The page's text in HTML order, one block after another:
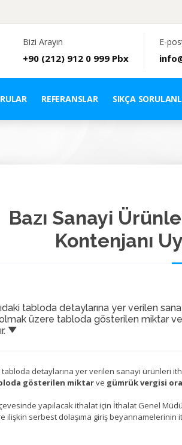
Bizi Arayın
+90 (212) 912 0 999 Pbx
E-
REFERANSLAR SIKÇA
Bazı Sanayi
Kontenjanı
tabloda detaylarına yer verilen
üzere tabloda gösterilen miktar
tabloda detaylarına yer verilen sanayi ürünleri
gösterilen miktarve gümrük vergisi
yapılacak ithalat için İthalat Genel
ilişkin serbest dolaşıma giriş beyannamelerinin